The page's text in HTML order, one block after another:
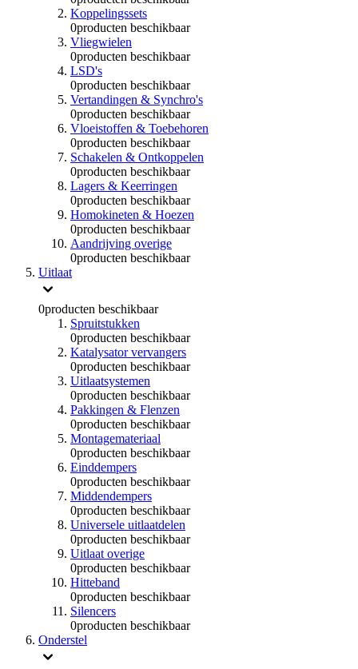
Koppelingssets
0producten beschikbaar
Vliegwielen
0producten beschikbaar
LSD's
0producten beschikbaar
Vertandingen & Synchro's
0producten beschikbaar
Vloeistoffen & Toebehoren
0producten beschikbaar
Schakelen & Ontkoppelen
0producten beschikbaar
Lagers & Keerringen
0producten beschikbaar
Homokineten & Hoezen
0producten beschikbaar
Aandrijving overige
0producten beschikbaar
Uitlaat
0producten beschikbaar
Spruitstukken
0producten beschikbaar
Katalysator vervangers
0producten beschikbaar
Uitlaatsystemen
0producten beschikbaar
Pakkingen & Flenzen
0producten beschikbaar
Montagemateriaal
0producten beschikbaar
Einddempers
0producten beschikbaar
Middendempers
0producten beschikbaar
Universele uitlaatdelen
0producten beschikbaar
Uitlaat overige
0producten beschikbaar
Hitteband
0producten beschikbaar
Silencers
0producten beschikbaar
Onderstel